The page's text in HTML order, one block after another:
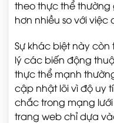
theo thực thể
hơn nhiều so với việc
Sự khác biệt này
lý các biến động
thực thể mạnh
cập nhật lõi vì độ uy
chắc trong mạng
trang web chỉ dựa